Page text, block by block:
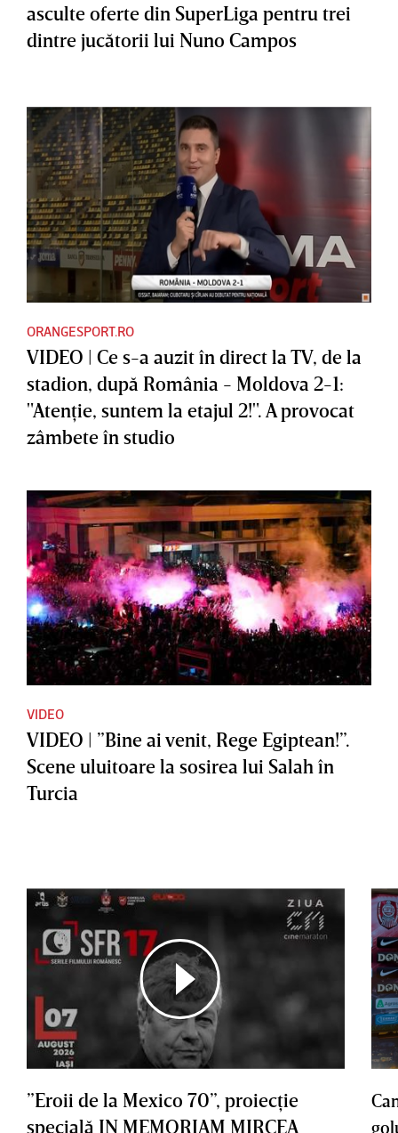
asculte oferte din SuperLiga pentru trei
dintre jucătorii lui Nuno Campos
ORANGESPORT.RO
VIDEO | Ce s-a auzit în direct la TV, de la
stadion, după România - Moldova 2-1:
"Atenţie, suntem la etajul 2!". A provocat
zâmbete în studio
VIDEO
VIDEO | ”Bine ai venit, Rege Egiptean!”.
Scene uluitoare la sosirea lui Salah în
Turcia
”Eroii de la Mexico 70”, proiecţie
specială IN MEMORIAM MIRCEA